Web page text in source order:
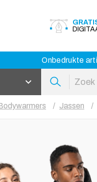
Onbedrukte
Jassen